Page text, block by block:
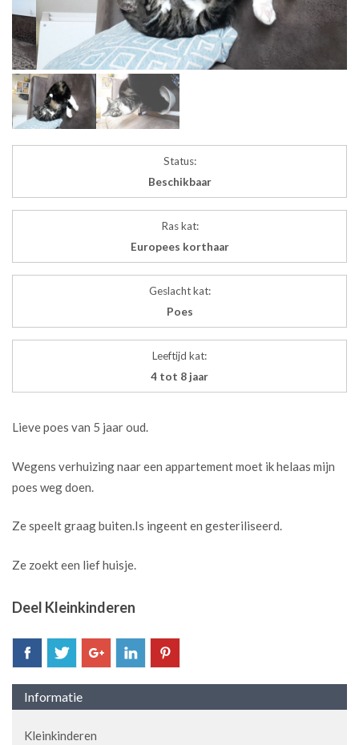
Status:
Beschikbaar
Ras kat:
Europees korthaar
Geslacht kat:
Poes
Leeftijd kat:
4 tot 8 jaar
Lieve poes van 5 jaar oud.
Wegens verhuizing naar een appartement moet ik helaas mijn
poes weg doen.
Ze speelt graag buiten.Is ingeent en gesteriliseerd.
Ze zoekt een lief huisje.
Deel Kleinkinderen
Informatie
Kleinkinderen